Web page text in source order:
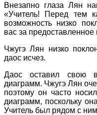
Внезапно глаза Лян
«Учитель! Перед тем
возможность низко
вас за
Чжугэ Лян низко
даос исчез.
Даос оставил свою
диаграмм. Чжугэ Лян
поэтому он часто
диаграмм, поскольку
Учитель был рядом с